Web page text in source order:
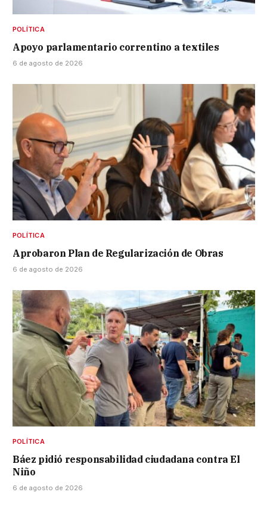
POLÍTICA
Apoyo parlamentario correntino a textiles
6 de agosto de 2026
POLÍTICA
Aprobaron Plan de Regularización de Obras
6 de agosto de 2026
POLÍTICA
Báez pidió responsabilidad ciudadana contra El
Niño
6 de agosto de 2026